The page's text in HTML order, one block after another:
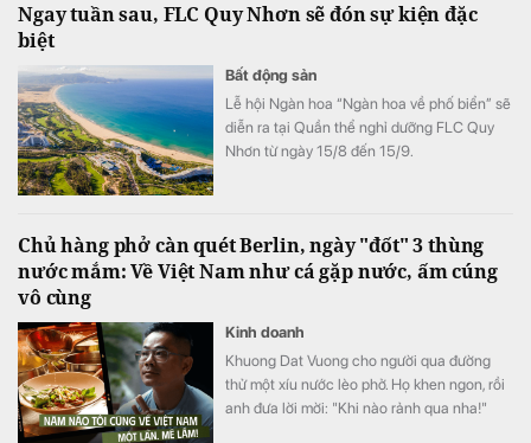
Ngay tuần sau, FLC Quy Nhơn sẽ đón sự kiện đặc
biệt
Bất động sản
Lễ hội Ngàn hoa “Ngàn hoa về phố biển” sẽ
diễn ra tại Quần thể nghỉ dưỡng FLC Quy
Nhơn từ ngày 15/8 đến 15/9.
Chủ hàng phở càn quét Berlin, ngày "đốt" 3 thùng
nước mắm: Về Việt Nam như cá gặp nước, ấm cúng
vô cùng
Kinh doanh
Khuong Dat Vuong cho người qua đường
thử một xíu nước lèo phở. Họ khen ngon, rồi
anh đưa lời mời: "Khi nào rảnh qua nha!"